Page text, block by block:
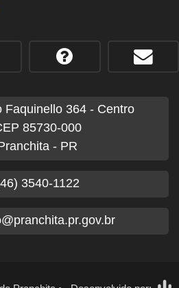
Faquinello 364 - Centro
85730-000
- PR
3540-1122